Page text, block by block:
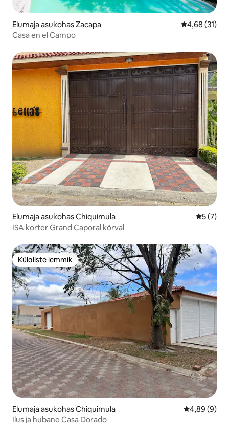
Elumaja asukohas Zacapa Keskmine
4,68 (31)
Casa en el Campo
Elumaja asukohas Chiquimula
5 (7)
ISA korter Grand Caporal kõrval
Külaliste lemmik
Külaliste lemmik
Elumaja asukohas Chiquimula Keskmine
4,89 (9)
Ilus ja hubane Casa Dorado